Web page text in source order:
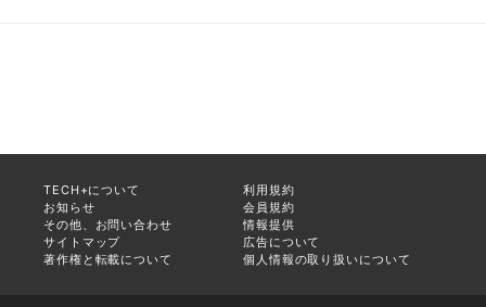
TECH+について
利用規約
お知らせ
会員規約
その他、お問い合わせ
情報提供
サイトマップ
広告について
著作権と転載について
個人情報の取り扱いについて